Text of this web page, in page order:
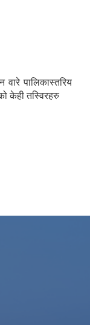
वारे पालिकास्तरिय
केही तस्विरहरु